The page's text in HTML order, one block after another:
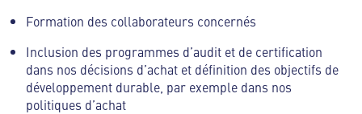
Formation des collaborateurs concernés
Inclusion des programmes d’audit et de certification
dans nos décisions d’achat et définition des objectifs de
développement durable, par exemple dans nos
politiques d’achat